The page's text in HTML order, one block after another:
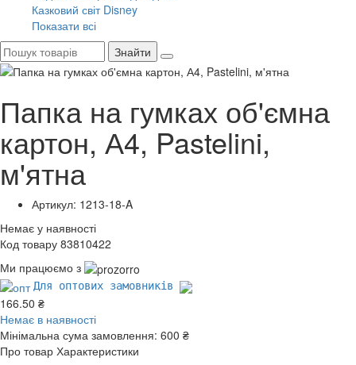
Казковий світ Disney
Показати всі
Знайти
Папка на гумках об'ємна
картон, А4, Pastelini,
м'ятна
Артикул: 1213-18-A
Немає у наявності
Код товару 83810422
Ми працюємо з
Для оптових замовників
166.50 ₴
Немає в наявності
Мінімальна сума замовлення: 600 ₴
Про товар Характеристики